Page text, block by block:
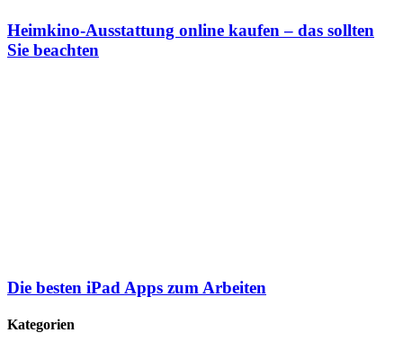
Heimkino-Ausstattung online kaufen – das sollten
Sie beachten
Die besten iPad Apps zum Arbeiten
Kategorien